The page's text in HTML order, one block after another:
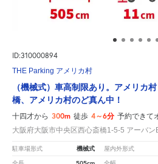
ID:310000894
THE Parking アメリカ村
（機械式）車高制限あり。アメリカ
橋、アメリカ村のど真ん中！
十四才から 300m 徒歩 4～6分 予約できて
大阪府大阪市中央区西心斎橋1-5-5 アーバン
駐車場形式 機械式 屋内外形式